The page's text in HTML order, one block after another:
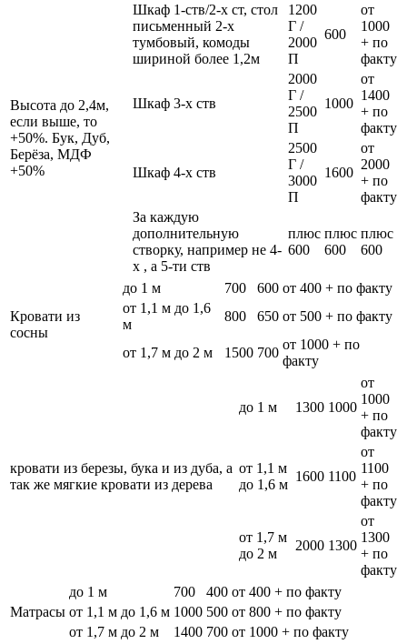
Высота до 2,4м,
если выше, то
+50%. Бук, Дуб,
Берёза, МДФ
+50%
Шкаф 1-ств/2-х ст, стол
письменный 2-х
тумбовый, комоды
шириной более 1,2м
1200
Г /
2000
П
600
от
1000
+ по
факту
Шкаф 3-х ств
2000
Г /
2500
П
1000
от
1400
+ по
факту
Шкаф 4-х ств
2500
Г /
3000
П
1600
от
2000
+ по
факту
За каждую
дополнительную
створку, например не 4-
х , а 5-ти ств
плюс
600
плюс
600
плюс
600
Кровати из
сосны
до 1 м 700 600 от 400 + по факту
от 1,1 м до 1,6
м
800 650 от 500 + по факту
от 1,7 м до 2 м 1500 700
от 1000 + по
факту
кровати из березы, бука и из дуба, а
так же мягкие кровати из дерева
до 1 м 1300 1000
от
1000
+ по
факту
от 1,1 м
до 1,6 м
1600 1100
от
1100
+ по
факту
от 1,7 м
до 2 м
2000 1300
от
1300
+ по
факту
Матрасы
до 1 м 700 400 от 400 + по факту
от 1,1 м до 1,6 м 1000 500 от 800 + по факту
от 1,7 м до 2 м
1400 700 от 1000 + по факту